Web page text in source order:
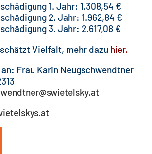
1. Jahr: 1.308,54 €
2. Jahr: 1.962,84 €
3. Jahr: 2.617,08 €
schätzt Vielfalt, mehr dazu hier.
Frau Karin Neugschwendtner